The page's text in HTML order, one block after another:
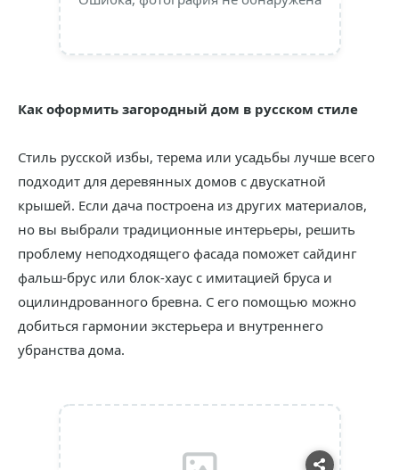
Как оформить загородный дом в русском стиле
Стиль русской избы, терема или усадьбы лучше всего
подходит для деревянных домов с двускатной
крышей. Если дача построена из других материалов,
но вы выбрали традиционные интерьеры, решить
проблему неподходящего фасада поможет сайдинг
фальш-брус или блок-хаус с имитацией бруса и
оцилиндрованного бревна. С его помощью можно
добиться гармонии экстерьера и внутреннего
убранства дома.